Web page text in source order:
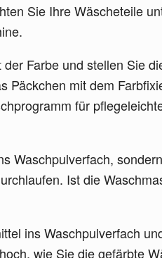
Sie Ihre Wäscheteile
Farbe und stellen Sie
Päckchen mit dem
für
Waschpulverfach,
Ist die
ins Waschpulverfach
wie Sie die gefärbte